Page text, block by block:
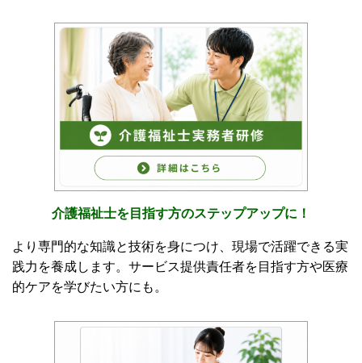
介護福祉士を目指す方のステップアップに！
より専門的な知識と技術を身につけ、現場で活躍できる実
践力を養成します。サービス提供責任者を目指す方や医療
的ケアを学びたい方にも。